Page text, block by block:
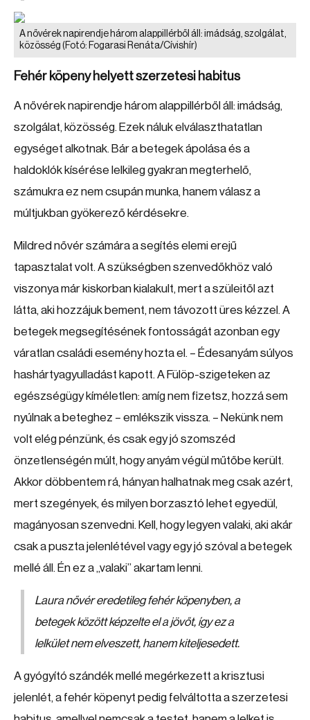
A nővérek napirendje három alappillérből áll: imádság, szolgálat,
közösség (Fotó: Fogarasi Renáta/Cívishír)
Fehér köpeny helyett szerzetesi habitus
A nővérek napirendje három alappillérből áll: imádság,
szolgálat, közösség. Ezek náluk elválaszthatatlan
egységet alkotnak. Bár a betegek ápolása és a
haldoklók kísérése lelkileg gyakran megterhelő,
számukra ez nem csupán munka, hanem válasz a
múltjukban gyökerező kérdésekre.
Mildred nővér számára a segítés elemi erejű
tapasztalat volt. A szükségben szenvedőkhöz való
viszonya már kiskorban kialakult, mert a szüleitől azt
látta, aki hozzájuk bement, nem távozott üres kézzel. A
betegek megsegítésének fontosságát azonban egy
váratlan családi esemény hozta el. – Édesanyám súlyos
hashártyagyulladást kapott. A Fülöp-szigeteken az
egészségügy kíméletlen: amíg nem fizetsz, hozzá sem
nyúlnak a beteghez – emlékszik vissza. – Nekünk nem
volt elég pénzünk, és csak egy jó szomszéd
önzetlenségén múlt, hogy anyám végül műtőbe került.
Akkor döbbentem rá, hányan halhatnak meg csak azért,
mert szegények, és milyen borzasztó lehet egyedül,
magányosan szenvedni. Kell, hogy legyen valaki, aki akár
csak a puszta jelenlétével vagy egy jó szóval a betegek
mellé áll. Én ez a „valaki” akartam lenni.
Laura nővér eredetileg fehér köpenyben, a
betegek között képzelte el a jövőt, így ez a
lelkület nem elveszett, hanem kiteljesedett.
A gyógyító szándék mellé megérkezett a krisztusi
jelenlét, a fehér köpenyt pedig felváltotta a szerzetesi